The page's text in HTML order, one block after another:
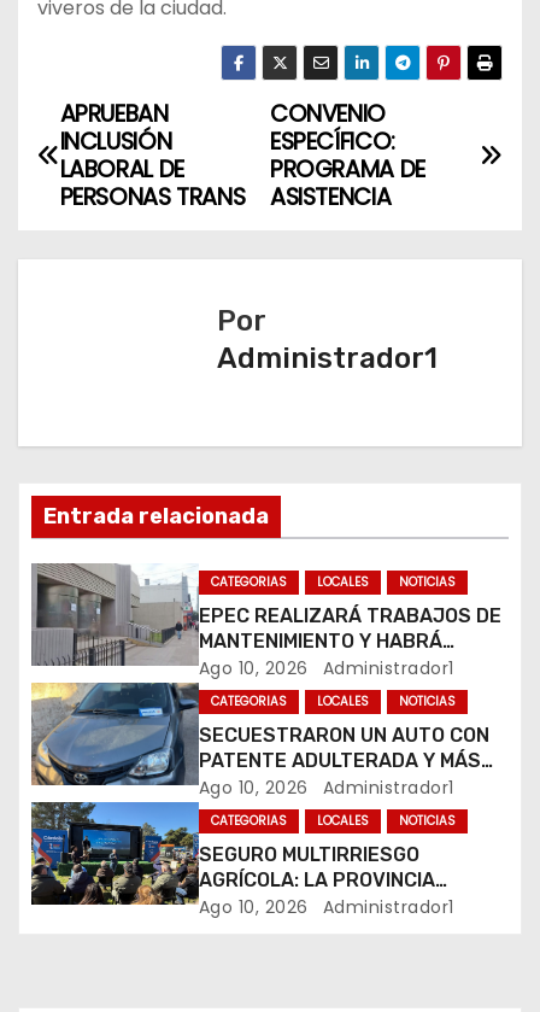
viveros de la ciudad.
N
a
ó
n
d
e
e
n
t
r
CONVENIO
ESPECÍFICO:
PROGRAMA DE
ASISTENCIA
APRUEBAN
INCLUSIÓN
LABORAL DE
PERSONAS TRANS
Por
Administrador1
Entrada relacionada
CATEGORIAS LOCALES NOTICIAS
EPEC REALIZARÁ TRABAJOS DE
MANTENIMIENTO Y HABRÁ
CORTES DE LUZ EN DISTINTOS
SECTORES DE RÍO CUARTO
Ago 10, 2026 Administrador1
CATEGORIAS LOCALES NOTICIAS
SECUESTRARON UN AUTO CON
PATENTE ADULTERADA Y MÁS
DE 20 MOTOS DURANTE LOS
OPERATIVOS DEL FIN DE
SEMANA
Ago 10, 2026 Administrador1
CATEGORIAS LOCALES NOTICIAS
SEGURO MULTIRRIESGO
AGRÍCOLA: LA PROVINCIA
ENTREGÓ INDEMNIZACIONES A
Ago 10, 2026 Administrador1